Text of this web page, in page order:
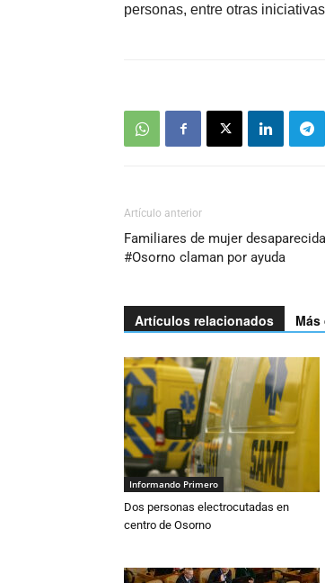
personas, entre otras iniciativas
Artículo anterior
Familiares de mujer
#Osorno claman por ayuda
Artículos relacionados
Informando Primero
Dos personas electrocutadas en
centro de Osorno